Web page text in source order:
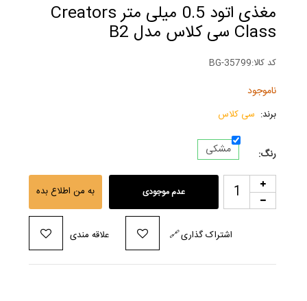
مغذی اتود 0.5 میلی متر Creators
Class سی کلاس مدل B2
کد کالا:BG-35799
ناموجود
برند: سی کلاس
رنگ: مشکی
عدم موجودی به من اطلاع بده
علاقه مندی 🔗اشتراک گذاری